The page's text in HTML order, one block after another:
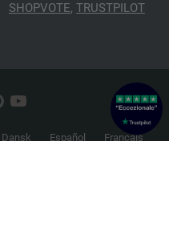
SHOPVOTE, TRUSTPILOT
Dansk Español
Français